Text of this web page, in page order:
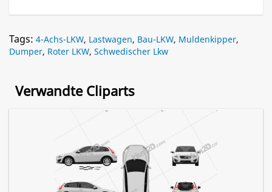
Tags: 4-Achs-LKW, Lastwagen, Bau-LKW, Muldenkipper,
Dumper, Roter LKW, Schwedischer Lkw
Verwandte Cliparts